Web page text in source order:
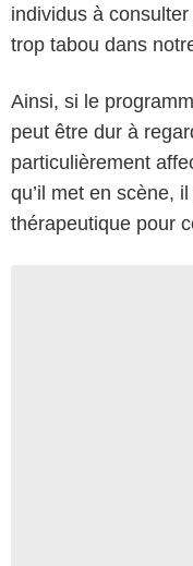
individus à
trop tabou dans
Ainsi, si le
peut être dur à
particulièrement
qu’il met en scène,
thérapeutique pour